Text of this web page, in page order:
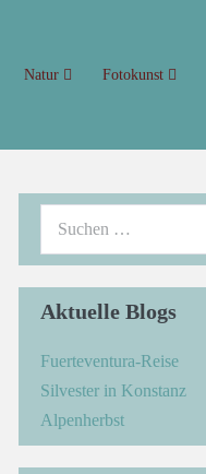
Natur Fotokunst
Aktuelle Blogs
Fuerteventura-Reise
Silvester in Konstanz
Alpenherbst